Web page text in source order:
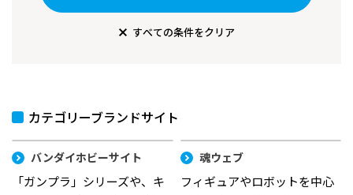
すべての条件をクリア
カテゴリーブランドサイト
バンダイホビーサイト
「ガンプラ」シリーズや、キ
魂ウェブ
フィギュアやロボットを中心